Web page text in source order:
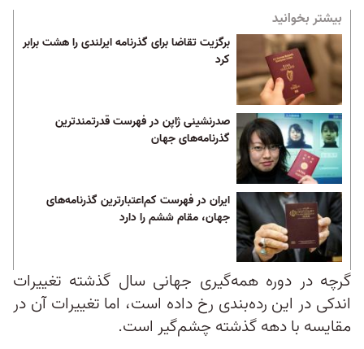
بیشتر بخوانید
برگزیت تقاضا برای گذرنامه ایرلندی را هشت برابر
کرد
صدرنشینی ژاپن در فهرست قدرتمندترین
گذرنامه‌های جهان
ایران در فهرست کم‌اعتبارترین گذرنامه‌های
جهان، مقام ششم را دارد
گرچه در دوره همه‌گیری جهانی سال گذشته تغییرات
اندکی در این رده‌بندی رخ داده است، اما تغییرات آن در
مقایسه با دهه گذشته چشم‌گیر است.